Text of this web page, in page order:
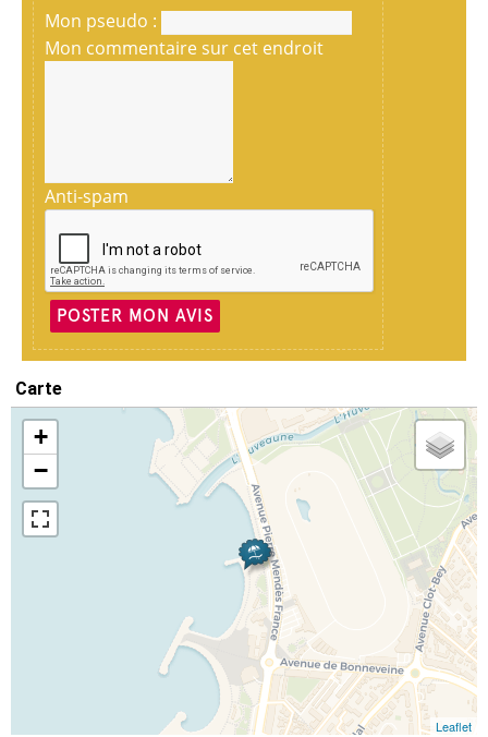
Mon pseudo :
Mon commentaire sur cet endroit
Anti-spam
POSTER MON AVIS
Carte
+
−
Leaflet